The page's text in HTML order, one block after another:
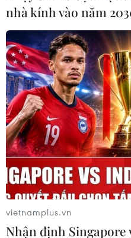
Sản phẩm ăn theo
sức nóng của trận
14/12/2018 14:16
Trước trận chung kết AFF
như phố Huế, Hàng Bài,
Văn Can, Minh Khai... các
tuyển bóng đá Việt Nam
nhà kính vào năm
vietnamplus.vn
Nhận định Singapore